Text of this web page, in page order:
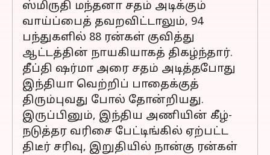
ஸ்மிருதி மந்தனா சதம் அடிக்கும்
வாய்ப்பைத் தவறவிட்டாலும், 94
பந்துகளில் 88 ரன்கள் குவித்து
ஆட்டத்தின் நாயகியாகத் திகழ்ந்தார்.
தீப்தி ஷர்மா அரை சதம் அடித்தபோது
இந்தியா வெற்றிப் பாதைக்குத்
திரும்புவது போல் தோன்றியது.
இருப்பினும், இந்திய அணியின் கீழ்-
நடுத்தர வரிசை பேட்டிங்கில் ஏற்பட்ட
திடீர் சரிவு, இறுதியில் நான்கு ரன்கள்